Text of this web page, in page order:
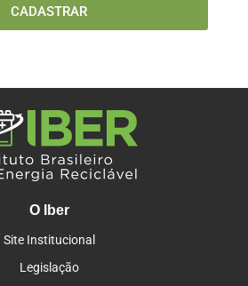
CADASTRAR
O Iber
Site Institucional
Legislação